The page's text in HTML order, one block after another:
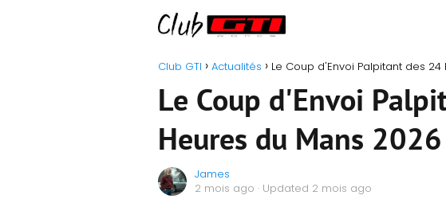
Club GTI Actualités Le Coup d'Envoi Palpitant des
Le Coup d'Envoi
Heures du Mans 2026
James
2 mois ago · Updated 2 mois ago